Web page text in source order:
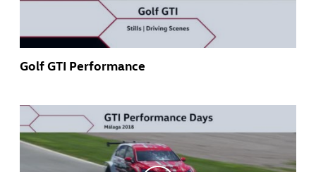
Golf GTI Performance